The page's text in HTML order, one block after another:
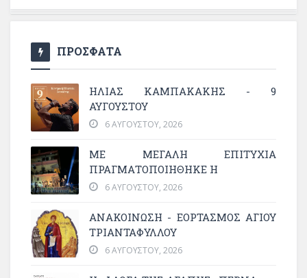
ΠΡΟΣΦΑΤΑ
ΗΛΙΑΣ ΚΑΜΠΑΚΑΚΗΣ - 9
ΑΥΓΟΥΣΤΟΥ
6 ΑΥΓΟΎΣΤΟΥ, 2026
ΜΕ ΜΕΓΆΛΗ ΕΠΙΤΥΧΊΑ
ΠΡΑΓΜΑΤΟΠΟΙΉΘΗΚΕ Η
6 ΑΥΓΟΎΣΤΟΥ, 2026
ΑΝΑΚΟΙΝΩΣΗ - ΕΟΡΤΑΣΜΟΣ ΑΓΙΟΥ
ΤΡΙΑΝΤΑΦΥΛΛΟΥ
6 ΑΥΓΟΎΣΤΟΥ, 2026